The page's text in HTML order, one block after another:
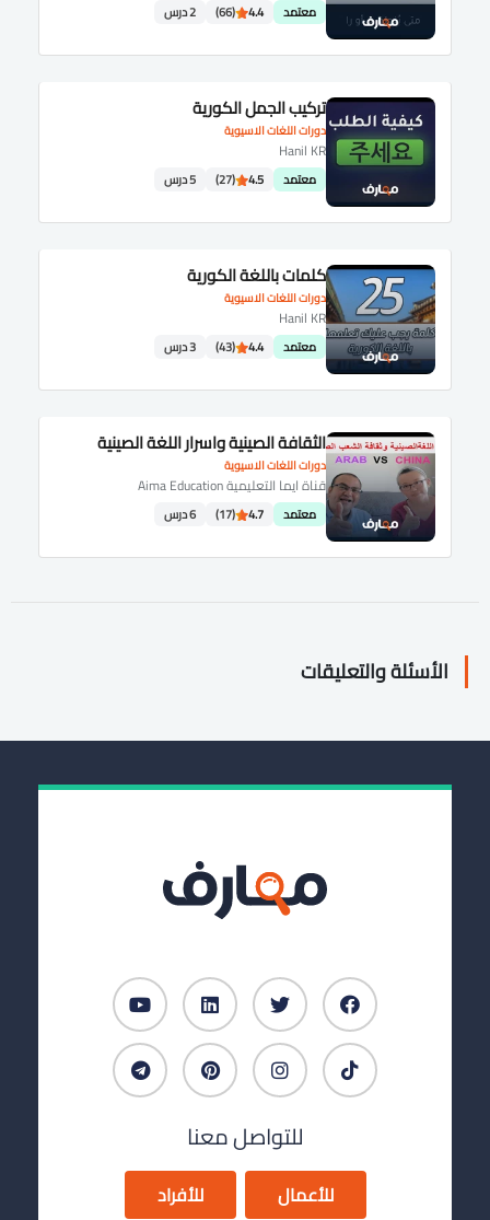
معتمد 4.4
(66) 2 درس
دورات اللغات الاسيوية
تركيب الجمل الكورية
Hanil KR
معتمد 4.5
(27) 5 درس
دورات اللغات الاسيوية
كلمات باللغة الكورية
Hanil KR
معتمد 4.4
(43) 3 درس
دورات اللغات الاسيوية
الثقافة الصينية واسرار اللغة الصينية
قناة ايما التعليمية Aima Education
معتمد 4.7
(17) 6 درس
الأسئلة والتعليقات
للتواصل معنا
للأعمال للأفراد